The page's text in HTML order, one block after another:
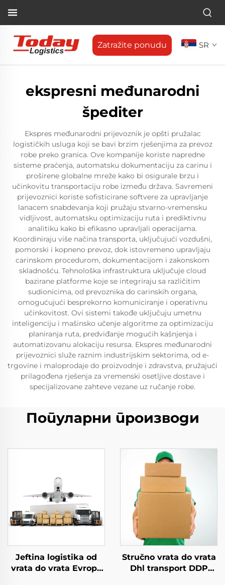
Zatražite ponudu SR
ekspresni međunarodni
špediter
Ekspres međunarodni prijevoznik je opšti pružalac
logističkih usluga koji se bavi brzim rješenjima za prevoz
robe preko granica. Ove kompanije koriste napredne
sisteme praćenja, automatsku dokumentaciju za carinu i
proširene globalne mreže kako bi osigurale brzu i
učinkovitu transportaciju robe između država. Savremeni
prijevoznici koriste sofisticirane softvere za upravljanje
lanacem snabdevanja koji pružaju stvarno-vremensku
vidljivost, automatsku optimizaciju ruta i prediktivnu
analitiku kako bi efikasno upravljali operacijama.
Koordiniraju više načina transporta, uključujući vozdušni,
pomorski i kopneno prevoz, dok istovremeno upravljaju
carinskom procedurom, dokumentacijom i zakonskom
skladnošću. Tehnološka infrastruktura uključuje cloud
bazirane platforme koje se integriraju sa različitim
sudionicima, od prevoznika do carinskih organa,
omogućujući besprekorno komuniciranje i operativnu
učinkovitost. Ovi sistemi takođe uključuju umetnu
inteligenciju i mašinsko učenje algoritme za optimizaciju
planiranja ruta, predviđanje mogućih kašnjenja i
automatizovanu alokaciju resursa. Ekspres međunarodni
prijevoznici služe raznim industrijskim sektorima, od e-
trgovine i maloprodaje do proizvodnje i zdravstva, pružajući
prilagođena rješenja za vremenski osetljive dostave i
specijalizovane zahteve vezane uz ručanje robe.
Популарни производи
Jeftina logistika od
vrata do vrata Evropa
Stručno vrata do vrata
Dhl transport DDP